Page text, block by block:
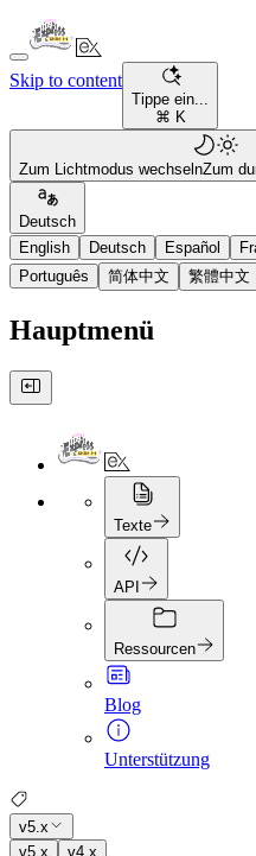
Skip to content
Tippe ein...
⌘ K
Zum Lichtmodus wechselnZum
Deutsch
English
Deutsch Español
Português
简体中文 繁體中文
Hauptmenü
Texte
API
Ressourcen
Blog
Unterstützung
v5.x
v5.x
v4.x